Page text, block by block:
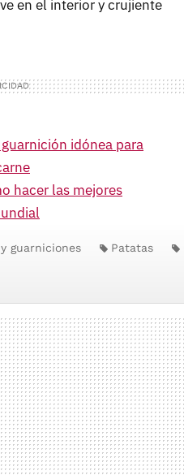
en el interior y crujiente
idónea para
hacer las mejores
guarniciones Patatas